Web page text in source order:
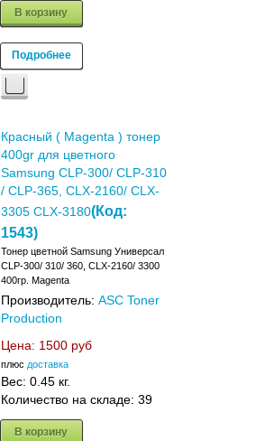
В корзину
Подробнее
Красный ( Magenta ) тонер
400gr для цветного
Samsung CLP-300/ CLP-310
/ CLP-365, CLX-2160/ CLX-
3305 CLX-3180(Код:
1543)
Тонер цветной Samsung Универсал
CLP-300/ 310/ 360, CLX-2160/ 3300
400гр. Magenta
Производитель: ASC Toner
Production
Цена: 1500 руб
плюс доставка
Вес: 0.45 кг.
Количество на складе: 39
В корзину